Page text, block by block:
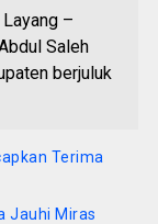
–
Saleh
berjuluk
Terima
Jauhi Miras